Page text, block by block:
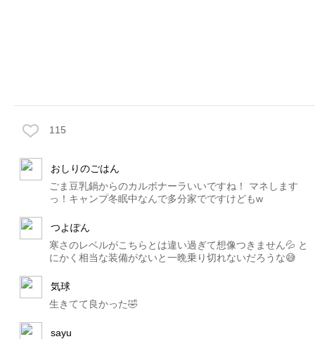
115
おしりのごはん
ごま豆乳鍋からのカルボナーラいいですね！ マネします
っ！キャンプ冬眠中なんで多分家でですけどもw
つよぽん
寒さのレベルがこちらとは違い過ぎて想像つきません💦 と
にかく相当な装備がないと一晩乗り切れないだろうな😅
気球
生きてて良かった🤣
sayu